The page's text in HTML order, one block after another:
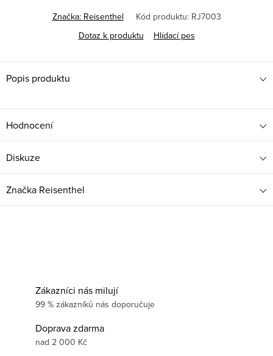
Značka: Reisenthel Kód produktu: RJ7003
Dotaz k produktu
Hlídací pes
Popis produktu
Hodnocení
Diskuze
Značka Reisenthel
Zákazníci nás milují
99 % zákazníků nás doporučuje
Doprava zdarma
nad 2 000 Kč